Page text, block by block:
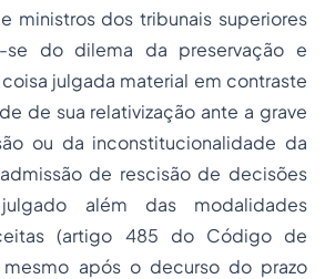
ministros dos tribunais superiores
se do dilema da preservação e
julgada material em contraste
de sua relativização ante a grave
ou da inconstitucionalidade da
de rescisão de decisões
além das modalidades
(artigo 485 do Código de
após o decurso do prazo